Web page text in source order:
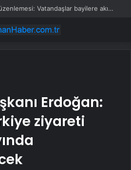
Araç alımında ÖTV düzenlemesi: Vatandaşlar bayilere akın etti
Erdoğan:
ziyareti